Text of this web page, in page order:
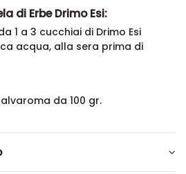
di Erbe Drimo Esi:
1 a 3 cucchiai di Drimo Esi
acqua, alla sera prima di
da 100 gr.